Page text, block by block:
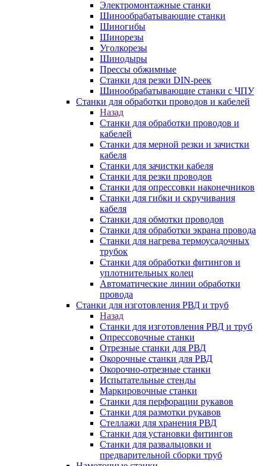
Электромонтажные станки
Шинообрабатывающие станки
Шиногибы
Шинорезы
Уголкорезы
Шинодыры
Прессы обжимные
Станки для резки DIN-реек
Шинообрабатывающие станки с ЧПУ
Станки для обработки проводов и кабелей
Назад
Станки для обработки проводов и
кабелей
Станки для мерной резки и зачистки
кабеля
Станки для зачистки кабеля
Станки для резки проводов
Станки для опрессовки наконечников
Станки для гибки и скручивания
кабеля
Станки для обмотки проводов
Станки для обработки экрана провода
Станки для нагрева термоусадочных
трубок
Станки для обработки фитингов и
уплотнительных колец
Автоматические линии обработки
провода
Станки для изготовления РВД и труб
Назад
Станки для изготовления РВД и труб
Опрессовочные станки
Отрезные станки для РВД
Окорочные станки для РВД
Окорочно-отрезные станки
Испытательные стенды
Маркировочные станки
Станки для перфорации рукавов
Станки для размотки рукавов
Стеллажи для хранения РВД
Станки для установки фитингов
Станки для развальцовки и
предварительной сборки труб